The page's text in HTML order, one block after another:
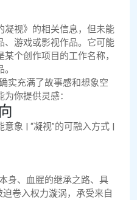
凝视》的相关信息，但未能
、游戏或影视作品。它可能
个创作项目的工作名称，
实充满了故事感和想象空
你提供灵感：
意象 | “凝视”的可融入方式 |
身、血腥的继承之路、具
卷入权力漩涡，承受来自